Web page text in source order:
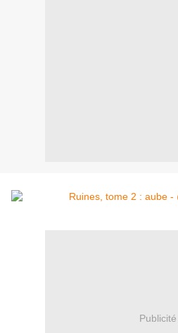
Publicité